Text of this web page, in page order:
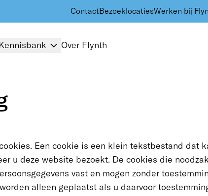
ContactBezoeklocatiesWerken bij
Over Flynth
Een cookie is een klein tekstbestand dat
u deze website bezoekt. De cookies die
vast en mogen zonder
alleen geplaatst als u daarvoor